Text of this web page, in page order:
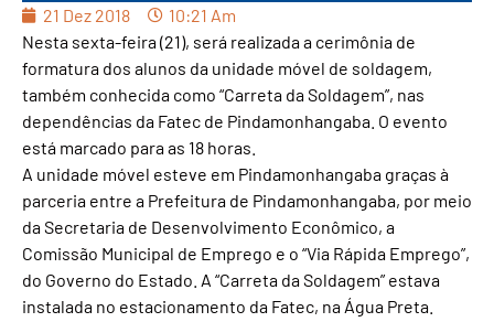
21 Dez 2018
10:21 Am
Nesta sexta-feira (21), será realizada a cerimônia de
formatura dos alunos da unidade móvel de soldagem,
também conhecida como “Carreta da Soldagem”, nas
dependências da Fatec de Pindamonhangaba. O evento
está marcado para as 18 horas.
A unidade móvel esteve em Pindamonhangaba graças à
parceria entre a Prefeitura de Pindamonhangaba, por meio
da Secretaria de Desenvolvimento Econômico, a
Comissão Municipal de Emprego e o “Via Rápida Emprego”,
do Governo do Estado. A “Carreta da Soldagem” estava
instalada no estacionamento da Fatec, na Água Preta.